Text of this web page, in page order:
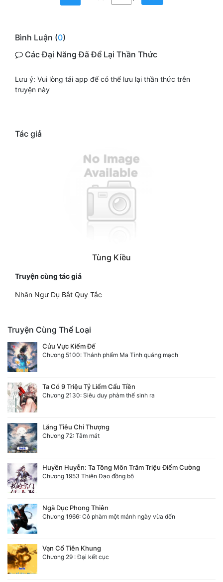
Bình Luận (0)
Các Đại Năng Đã Để Lại Thần Thức
Lưu ý: Vui lòng tải app để có thể lưu lại thần thức trên
truyện này
Tác giả
Tùng Kiều
Truyện cùng tác giả
Nhân Ngư Dụ Bắt Quy Tắc
Truyện Cùng Thể Loại
Cửu Vực Kiếm Đế
Chương 5100: Thánh phẩm Ma Tinh quáng mạch
Ta Có 9 Triệu Tỷ Liểm Cẩu Tiền
Chương 2130: Siêu duy phàm thể sinh ra
Lăng Tiêu Chi Thượng
Chương 72: Tâm mát
Huyền Huyễn: Ta Tông Môn Trăm Triệu Điểm Cường
Chương 1953 Thiên Đạo đồng bộ
Ngã Dục Phong Thiên
Chương 1966: Cô phàm một mảnh ngày vừa đến
Vạn Cổ Tiên Khung
Chương 29 : Đại kết cục